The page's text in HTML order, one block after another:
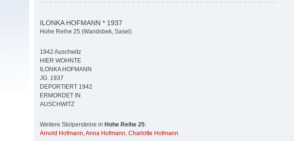
ILONKA HOFMANN * 1937
Hohe Reihe 25 (Wandsbek, Sasel)
1942 Auschwitz
HIER WOHNTE
ILONKA HOFMANN
JG. 1937
DEPORTIERT 1942
ERMORDET IN
AUSCHWITZ
Weitere Stolpersteine in Hohe Reihe 25:
Arnold Hofmann,Anna Hofmann, Charlotte Hofmann